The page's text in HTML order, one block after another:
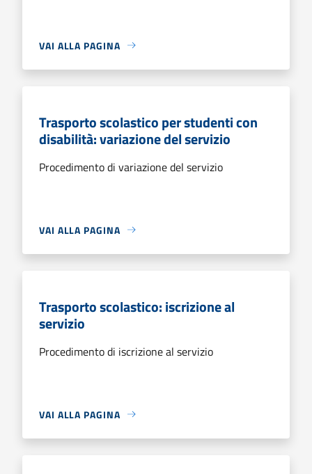
VAI ALLA PAGINA
Trasporto scolastico per studenti con
disabilità: variazione del servizio
Procedimento di variazione del servizio
VAI ALLA PAGINA
Trasporto scolastico: iscrizione al
servizio
Procedimento di iscrizione al servizio
VAI ALLA PAGINA